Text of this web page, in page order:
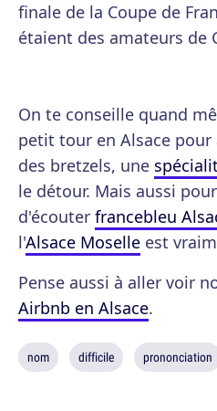
finale de la Coupe de
étaient des amateurs de
On te conseille quand
petit tour en Alsace
des bretzels, une
le détour. Mais aussi
d'écouter francebleu
l'Alsace Moselle est
Pense aussi à aller voir
Airbnb en Alsace.
nom difficile prononciation